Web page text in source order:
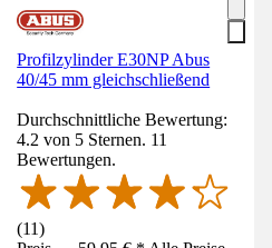
Profilzylinder E30NP Abus
40/45 mm gleichschließend
Durchschnittliche Bewertung:
4.2 von 5 Sternen. 11
Bewertungen.
(11)